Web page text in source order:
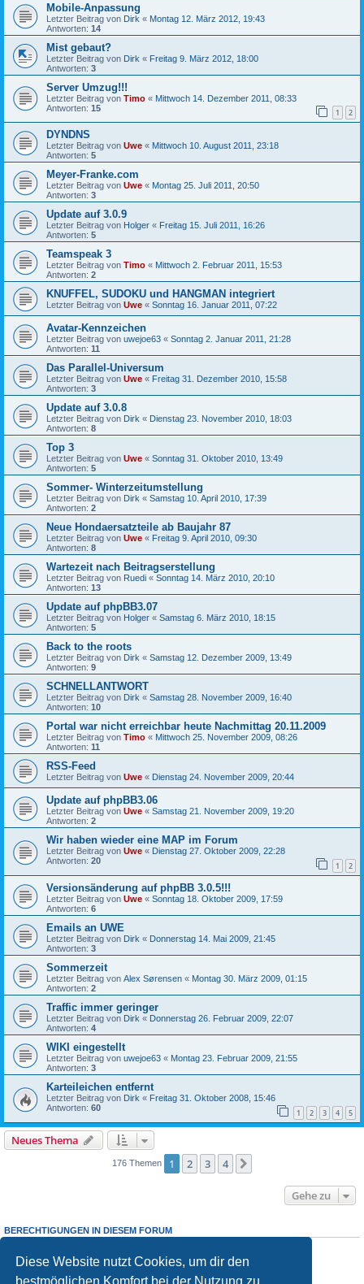
Diese Website nutzt Cookies, um dir den
bestmöglichen Komfort bei der Nutzung zu
Mobile-Anpassung
Letzter Beitrag von Dirk « Montag 12. März 2012, 19:43
Antworten: 14
Mist gebaut?
Letzter Beitrag von Dirk « Freitag 9. März 2012, 18:00
Antworten: 3
Server Umzug!!!
Letzter Beitrag von Timo « Mittwoch 14. Dezember 2011, 08:33
Antworten: 15 1 2
DYNDNS
Letzter Beitrag von Uwe « Mittwoch 10. August 2011, 23:18
Antworten: 5
Meyer-Franke.com
Letzter Beitrag von Uwe « Montag 25. Juli 2011, 20:50
Antworten: 3
Update auf 3.0.9
Letzter Beitrag von Holger « Freitag 15. Juli 2011, 16:26
Antworten: 5
Teamspeak 3
Letzter Beitrag von Timo « Mittwoch 2. Februar 2011, 15:53
Antworten: 2
KNUFFEL, SUDOKU und HANGMAN integriert
Letzter Beitrag von Uwe « Sonntag 16. Januar 2011, 07:22
Avatar-Kennzeichen
Letzter Beitrag von uwejoe63 « Sonntag 2. Januar 2011, 21:28
Antworten: 11
Das Parallel-Universum
Letzter Beitrag von Uwe « Freitag 31. Dezember 2010, 15:58
Antworten: 3
Update auf 3.0.8
Letzter Beitrag von Dirk « Dienstag 23. November 2010, 18:03
Antworten: 8
Top 3
Letzter Beitrag von Uwe « Sonntag 31. Oktober 2010, 13:49
Antworten: 5
Sommer- Winterzeitumstellung
Letzter Beitrag von Dirk « Samstag 10. April 2010, 17:39
Antworten: 2
Neue Hondaersatzteile ab Baujahr 87
Letzter Beitrag von Uwe « Freitag 9. April 2010, 09:30
Antworten: 8
Wartezeit nach Beitragserstellung
Letzter Beitrag von Ruedi « Sonntag 14. März 2010, 20:10
Antworten: 13
Update auf phpBB3.07
Letzter Beitrag von Holger « Samstag 6. März 2010, 18:15
Antworten: 5
Back to the roots
Letzter Beitrag von Dirk « Samstag 12. Dezember 2009, 13:49
Antworten: 9
SCHNELLANTWORT
Letzter Beitrag von Dirk « Samstag 28. November 2009, 16:40
Antworten: 10
Portal war nicht erreichbar heute Nachmittag 20.11.2009
Letzter Beitrag von Timo « Mittwoch 25. November 2009, 08:26
Antworten: 11
RSS-Feed
Letzter Beitrag von Uwe « Dienstag 24. November 2009, 20:44
Update auf phpBB3.06
Letzter Beitrag von Uwe « Samstag 21. November 2009, 19:20
Antworten: 2
Wir haben wieder eine MAP im Forum
Letzter Beitrag von Uwe « Dienstag 27. Oktober 2009, 22:28
Antworten: 20 1 2
Versionsänderung auf phpBB 3.0.5!!!
Letzter Beitrag von Uwe « Sonntag 18. Oktober 2009, 17:59
Antworten: 6
Emails an UWE
Letzter Beitrag von Dirk « Donnerstag 14. Mai 2009, 21:45
Antworten: 3
Sommerzeit
Letzter Beitrag von Alex Sørensen « Montag 30. März 2009, 01:15
Antworten: 2
Traffic immer geringer
Letzter Beitrag von Dirk « Donnerstag 26. Februar 2009, 22:07
Antworten: 4
WIKI eingestellt
Letzter Beitrag von uwejoe63 « Montag 23. Februar 2009, 21:55
Antworten: 3
Karteileichen entfernt
Letzter Beitrag von Dirk « Freitag 31. Oktober 2008, 15:46
Antworten: 60 1 2 3 4 5
Neues Thema
176 Themen 1 2 3 4
Gehe zu
BERECHTIGUNGEN IN DIESEM FORUM
Du darfst keineAntworten zu Themen in diesem Forum erstellen.
Du darfst deine Beiträge in diesem Forumnichtändern.
Du darfst deine Beiträge in diesem Forum nicht löschen.